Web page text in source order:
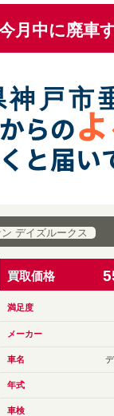
月中に廃車
神戸市
デイズルークス
買取価格
満足度
メーカー
車名
年式
車検